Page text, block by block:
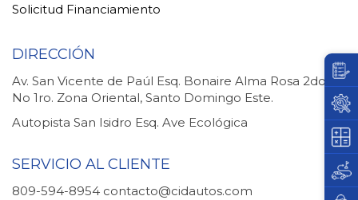
Solicitud Financiamiento
DIRECCIÓN
Av. San Vicente de Paúl Esq. Bonaire Alma Rosa 2do.
No 1ro. Zona Oriental, Santo Domingo Este.
Autopista San Isidro Esq. Ave Ecológica
SERVICIO AL CLIENTE
809-594-8954 contacto@cidautos.com